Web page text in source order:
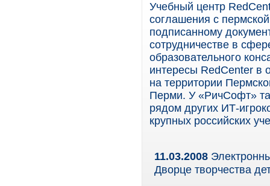
Учебный центр
соглашения с
подписанному
сотрудничестве в
образовательного
интересы RedCenter в
на территории
Перми. У «РичСофт»
рядом других ИТ-
крупных российских
11.03.2008
Дворце творчества